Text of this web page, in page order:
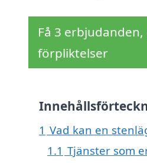
Få 3
förpliktelser
1 Vad kan en
1.1 Tjänster som